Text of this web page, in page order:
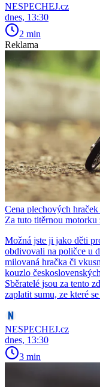
NESPECHEJ.cz
dnes, 13:30
2 min
Reklama
Cena plechových
Za tuto titěrnou motorku
Možná jste ji jako děti
obdivovali na poličce u
milovaná hračka či
kouzlo
Sběratelé jsou za tento
zaplatit sumu, ze které
NESPECHEJ.cz
dnes, 13:30
3 min